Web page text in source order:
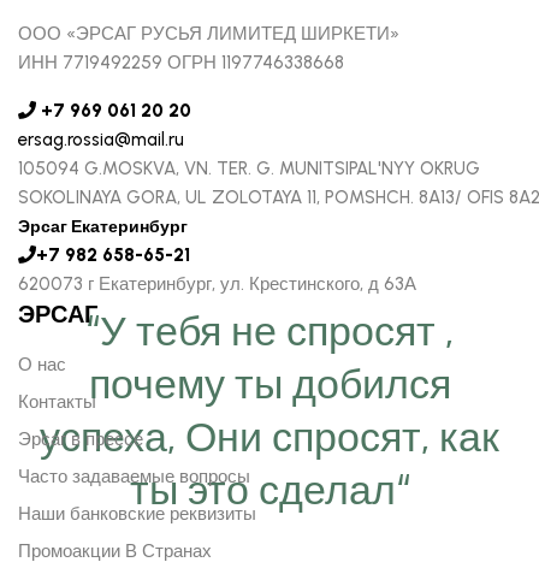
“У тебя не спросят ,
почему ты добился
успеха, Они спросят, как
ты это сделал“
ООО «ЭРСАГ РУСЬЯ ЛИМИТЕД ШИРКЕТИ»
ИНН 7719492259 ОГРН 1197746338668
+7 969 061 20 20
ersag.rossia@mail.ru
105094 G.MOSKVA, VN. TER. G. MUNITSIPAL'NYY OKRUG
SOKOLINAYA GORA, UL ZOLOTAYA 11, POMSHCH. 8A13/ OFIS
Эрсаг Екатеринбург
+7 982 658-65-21
620073 г Екатеринбург, ул. Крестинского, д 63А
ЭРСАГ
О нас
Контакты
Эрсаг в прессе
Часто задаваемые вопросы
Наши банковские реквизиты
Промоакции В Странах